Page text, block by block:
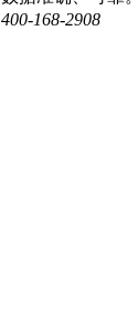
400-168-2908